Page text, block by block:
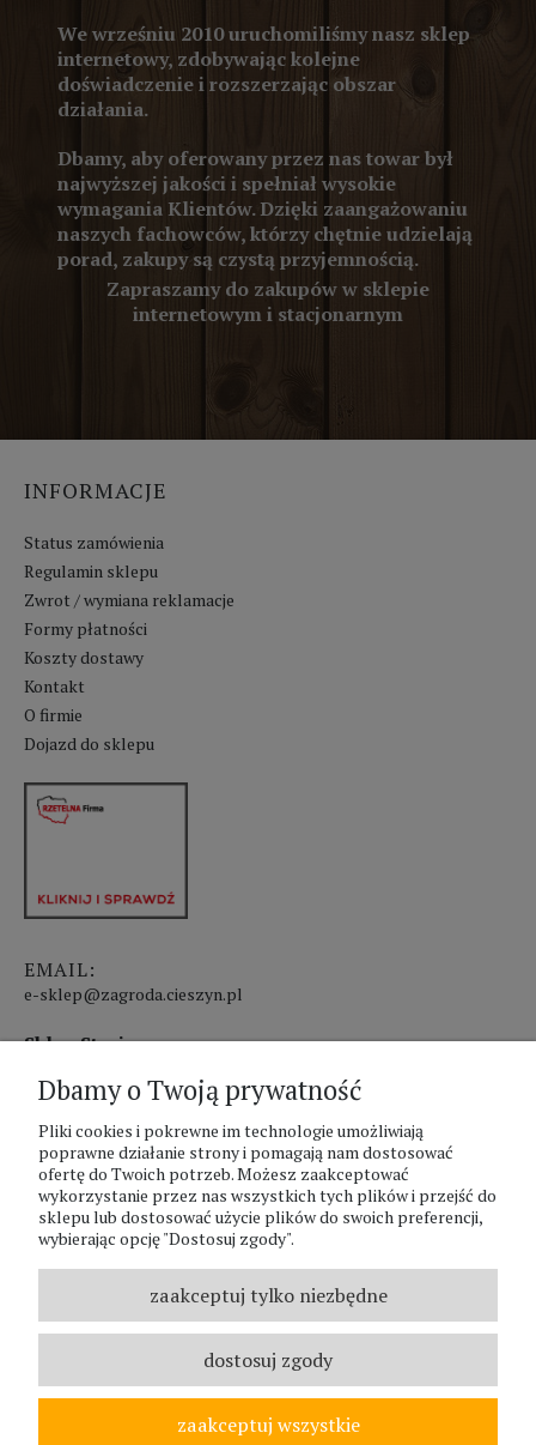
We wrześniu 2010 uruchomiliśmy nasz sklep
internetowy, zdobywając kolejne
doświadczenie i rozszerzając obszar
działania.
Dbamy, aby oferowany przez nas towar był
najwyższej jakości i spełniał wysokie
wymagania Klientów. Dzięki zaangażowaniu
naszych fachowców, którzy chętnie udzielają
porad, zakupy są czystą przyjemnością.
Zapraszamy do zakupów w sklepie
internetowym i stacjonarnym
INFORMACJE
Status zamówienia
Regulamin sklepu
Zwrot / wymiana reklamacje
Formy płatności
Koszty dostawy
Kontakt
O firmie
Dojazd do sklepu
EMAIL:
e-sklep@zagroda.cieszyn.pl
Sklep Stacjonarny czynny:
pon.-pt. 8:00 - 17:00
sobota 8:00 - 13:00
PHU Zagroda A.Szlaur
ZAGRODA Centrum Ogrodnicze
UL. Hallera 116A
REGON: 070797952
NIP: 5481587807
© ZAGRODA.CIESZYN.PL
Dbamy o Twoją prywatność
Pliki cookies i pokrewne im technologie umożliwiają
poprawne działanie strony i pomagają nam dostosować
ofertę do Twoich potrzeb. Możesz zaakceptować
wykorzystanie przez nas wszystkich tych plików i przejść do
sklepu lub dostosować użycie plików do swoich preferencji,
wybierając opcję "Dostosuj zgody".
zaakceptuj tylko niezbędne
dostosuj zgody
zaakceptuj wszystkie